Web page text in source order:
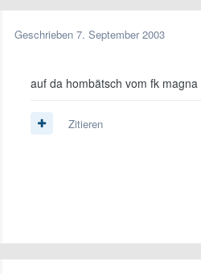
Geschrieben 7. September 2003
auf da hombätsch vom fk
Zitieren